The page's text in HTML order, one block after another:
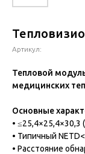
Артикул:
Тепловой
медицинских
Основные
•
• Типичный
• Расстояние